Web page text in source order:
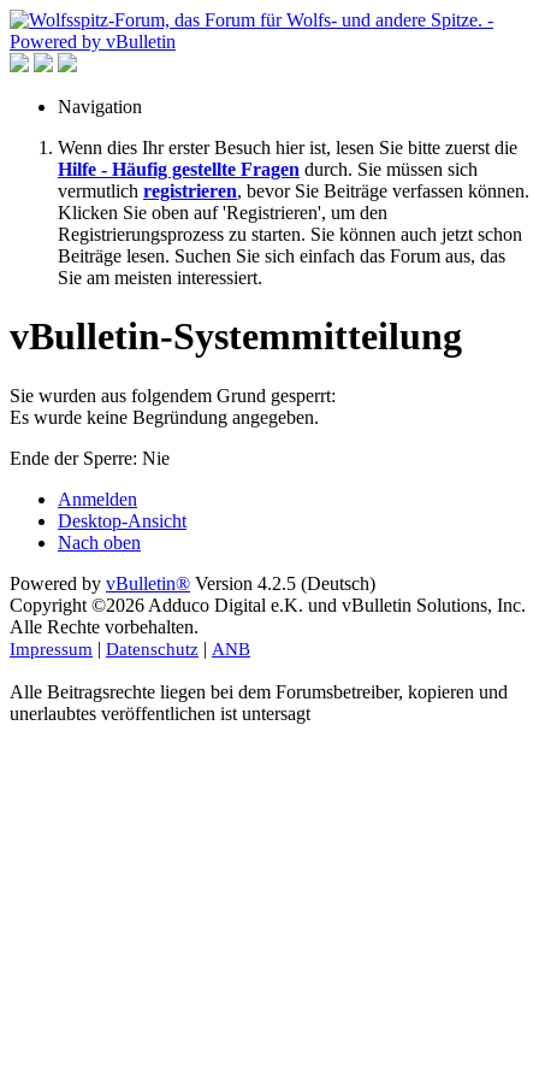
Navigation
Wenn dies Ihr erster Besuch hier ist, lesen Sie bitte zuerst die
Hilfe - Häufig gestellte Fragen durch. Sie müssen sich
vermutlich registrieren, bevor Sie Beiträge verfassen können.
Klicken Sie oben auf 'Registrieren', um den
Registrierungsprozess zu starten. Sie können auch jetzt schon
Beiträge lesen. Suchen Sie sich einfach das Forum aus, das
Sie am meisten interessiert.
vBulletin-Systemmitteilung
Sie wurden aus folgendem Grund gesperrt:
Es wurde keine Begründung angegeben.
Ende der Sperre: Nie
Anmelden
Desktop-Ansicht
Nach oben
Powered by vBulletin® Version 4.2.5 (Deutsch)
Copyright ©2026 Adduco Digital e.K. und vBulletin Solutions, Inc.
Alle Rechte vorbehalten.
Impressum | Datenschutz | ANB
Alle Beitragsrechte liegen bei dem Forumsbetreiber, kopieren und
unerlaubtes veröffentlichen ist untersagt